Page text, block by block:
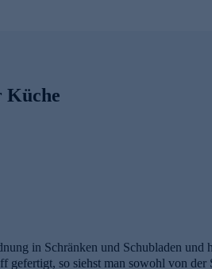
Küche
in Schränken und Schubladen
gefertigt, so siehst man sowohl von